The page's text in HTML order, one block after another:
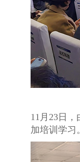
11月23日
加培训学习。